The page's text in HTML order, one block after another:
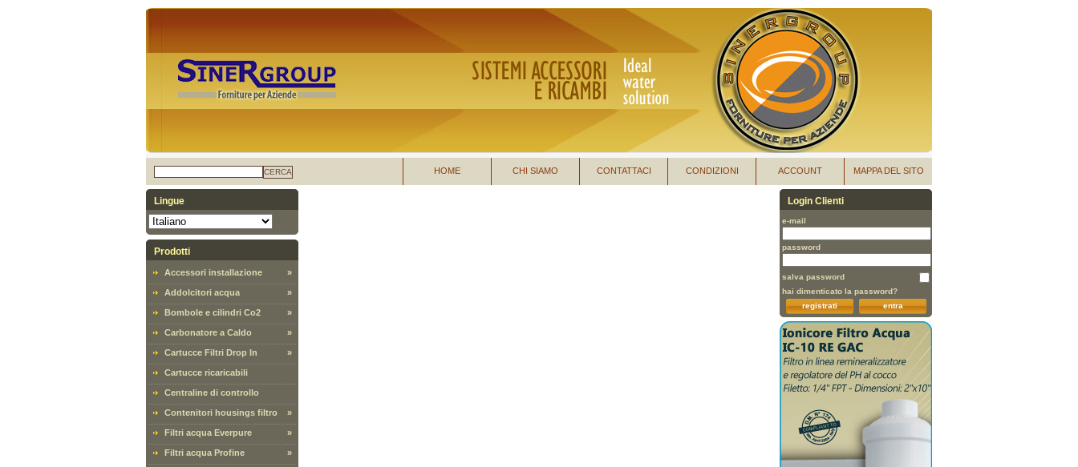
CERCA MAPPA DEL SITO
ACCOUNT
CONDIZIONI
CONTATTACI
CHI SIAMO
HOME
Lingue
Prodotti
Accessori installazione »
Addolcitori acqua »
Bombole e cilindri Co2 »
Carbonatore a Caldo »
Cartucce Filtri Drop In »
Cartucce ricaricabili
Centraline di controllo
Contenitori housings filtro »
Filtri acqua Everpure »
Filtri acqua Profine »
Login Clienti
e-mail
password
salva password
hai dimenticato la password?
entra
registrati